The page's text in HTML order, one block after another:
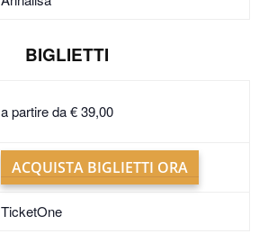
BIGLIETTI
a partire da € 39,00
ACQUISTA BIGLIETTI ORA
TicketOne